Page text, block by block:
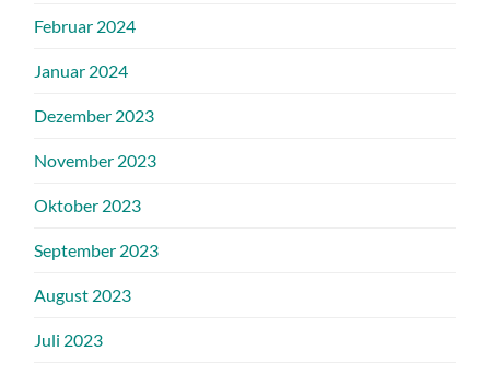
Februar 2024
Januar 2024
Dezember 2023
November 2023
Oktober 2023
September 2023
August 2023
Juli 2023